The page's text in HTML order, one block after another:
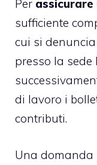
Per assicurare
sufficiente
cui si
presso la
di lavoro i
contributi.
Una domanda